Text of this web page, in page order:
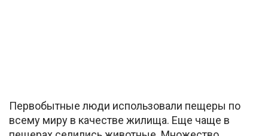
Первобытные люди использовали пещеры по
всему миру в качестве жилища. Еще чаще в